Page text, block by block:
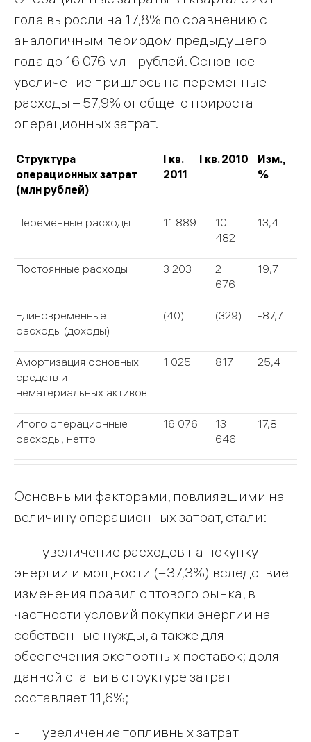
года выросли на 17,8% по сравнению с
аналогичным периодом предыдущего
года до 16 076 млн рублей. Основное
увеличение пришлось на переменные
расходы – 57,9% от общего прироста
операционных затрат.
Структура
операционных затрат
(млн рублей)
I кв.
2011
I кв. 2010
Изм.,
%
Переменные расходы 11 889
10
482
13,4
Постоянные расходы 3 203
2
676
19,7
Единовременные
расходы (доходы)
(40) (329) -87,7
Амортизация основных
средств и
нематериальных активов
1 025 817 25,4
Итого операционные
расходы, нетто
16 076
13
646
17,8
Основными факторами, повлиявшими на
величину операционных затрат, стали:
- увеличение расходов на покупку
энергии и мощности (+37,3%) вследствие
изменения правил оптового рынка, в
частности условий покупки энергии на
собственные нужды, а также для
обеспечения экспортных поставок; доля
данной статьи в структуре затрат
составляет 11,6%;
- увеличение топливных затрат